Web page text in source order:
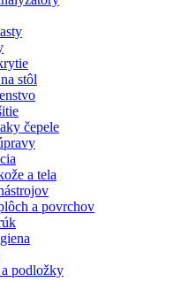
stôl
čepele
a tela
a povrchov
podložky